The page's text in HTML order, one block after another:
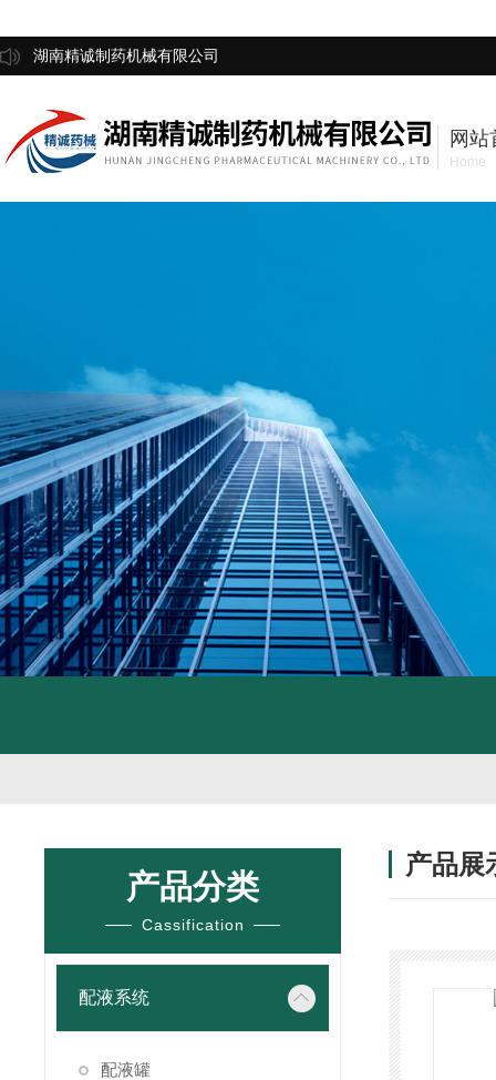
湖南精诚制药机械有限公司
网站
Home
产品分类
Cassification
配液系统
配液罐
产品展